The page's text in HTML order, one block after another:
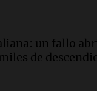
colombiano
delivery en el
Mendoza
un fallo
de